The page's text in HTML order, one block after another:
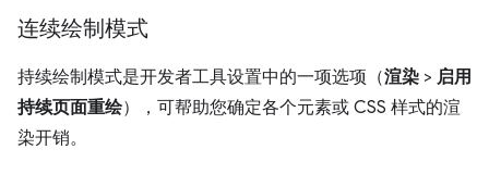
连续绘制模式
持续绘制模式是开发者工具设置中的一项选项（渲染 > 启用
持续页面重绘），可帮助您确定各个元素或 CSS 样式的渲
染开销。